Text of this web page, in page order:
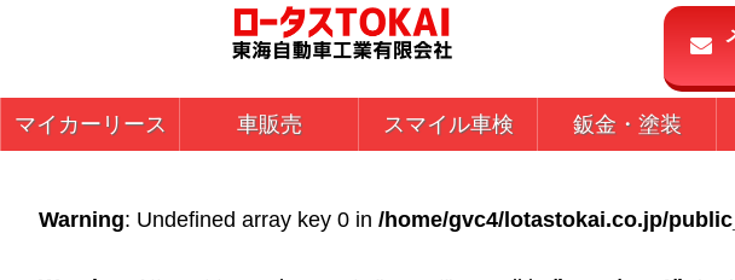
マイカーリース 車販売 スマイル車検 鈑金・塗装
Warning: Undefined array key 0 in /home/gvc4/lotastokai.co.jp/